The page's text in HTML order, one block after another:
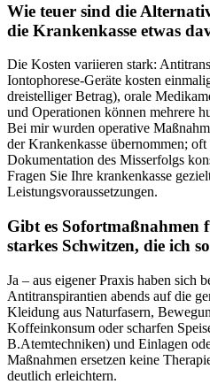
Wie teuer sind die
die⁢ Krankenkasse ⁤etwas
Die ‌Kosten variieren stark:
⁣Iontophorese-Geräte kosten
dreistelliger Betrag), orale
und Operationen ⁢können ‌mehrere
Bei mir wurden operative
der Krankenkasse übernommen;
Dokumentation des⁤ Misserfolgs
Fragen Sie Ihre‍ krankenkasse
Leistungsvoraussetzungen.
Gibt es Sofortmaßnahmen
starkes Schwitzen, ​die ich
Ja – aus ⁤eigener Praxis haben sich
Antitranspirantien abends auf die
Kleidung aus Naturfasern,
Koffeinkonsum‍ oder scharfen
B.Atemtechniken) ⁢und Einlagen⁢
Maßnahmen ersetzen keine
deutlich erleichtern.